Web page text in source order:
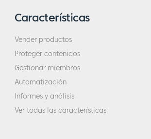
Características
Vender productos
Proteger contenidos
Gestionar miembros
Automatización
Informes y análisis
Ver todas las características